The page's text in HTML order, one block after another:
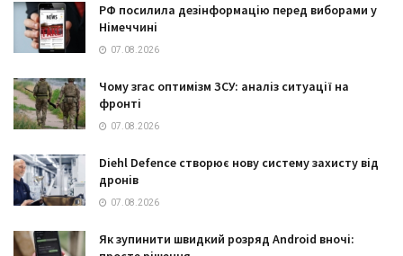
РФ посилила дезінформацію перед виборами у
Німеччині
07.08.2026
Чому згас оптимізм ЗСУ: аналіз ситуації на
фронті
07.08.2026
Diehl Defence створює нову систему захисту від
дронів
07.08.2026
Як зупинити швидкий розряд Android вночі: